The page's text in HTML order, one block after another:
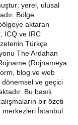
Kars'ta Son
Sözbir
yerel, ulusal
Bölge
aktaran
ICQ ve IRC
Türkçe
The Ardahan
(Rojnameya
blog ve web
dönemsel ve geçici
Bu basılı
bir özeti
merkezleri İstanbul